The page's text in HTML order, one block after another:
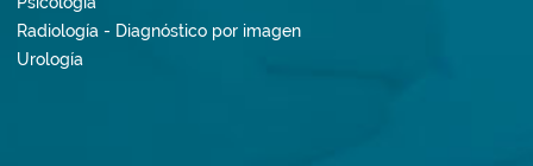
Radiología - Diagnóstico por imagen
Urología